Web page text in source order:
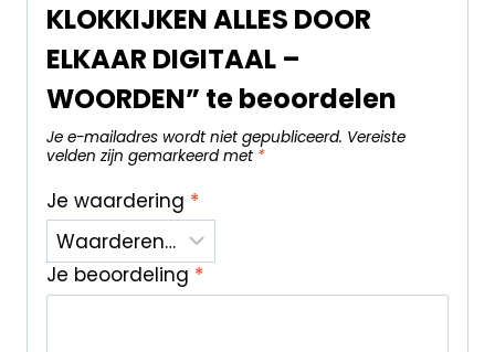
KLOKKIJKEN ALLES DOOR
ELKAAR DIGITAAL –
WOORDEN” te beoordelen
Je e-mailadres wordt niet gepubliceerd. Vereiste
velden zijn gemarkeerd met *
Je waardering *
Je beoordeling *